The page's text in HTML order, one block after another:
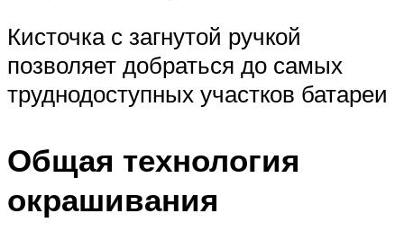
Кисточка с загнутой ручкой
позволяет добраться до самых
труднодоступных участков батареи
Общая технология
окрашивания